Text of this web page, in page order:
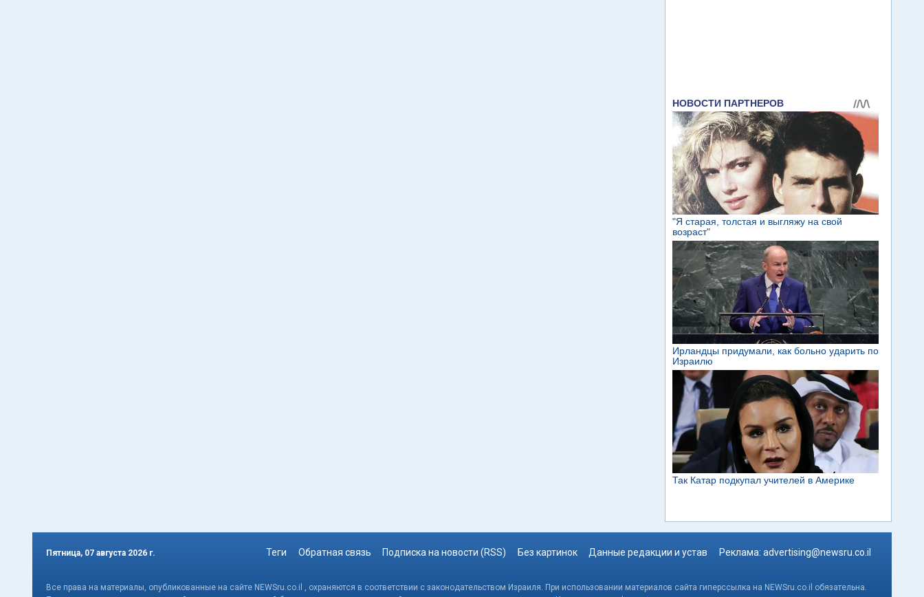
Пятница, 07 августа 2026 г. Теги Обратная связь Подписка на новости (RSS) Без картинок Данные редакции и устав Реклама: advertising@newsru.co.il
Все права на материалы, опубликованные на сайте NEWSru.co.il , охраняются в соответствии с законодательством Израиля. При использовании материалов сайта гиперссылка на NEWSru.co.il обязательна.